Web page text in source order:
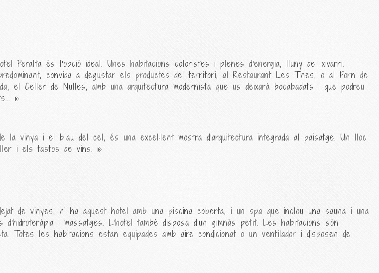
Peralta és l'opció ideal. Unes habitacions coloristes i plenes d'energia, lluny del xivarri.
convida a degustar els productes del territori, al Restaurant Les Tines, o al Forn de
el Celler de Nulles, amb una arquitectura modernista que us deixarà bocabadats i que podreu
vinya i el blau del cel, és una excel·lent mostra d'arquitectura integrada al paisatge. Un lloc
i els tastos de vins.
de vinyes, hi ha aquest hotel amb una piscina coberta, i un spa que inclou una sauna i una
d'hidroteràpia i massatges. L'hotel també disposa d'un gimnàs petit. Les habitacions són
Totes les habitacions estan equipades amb aire condicionat o un ventilador i disposen de